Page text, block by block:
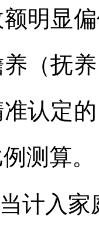
明显
（抚
认定
测算。
计入